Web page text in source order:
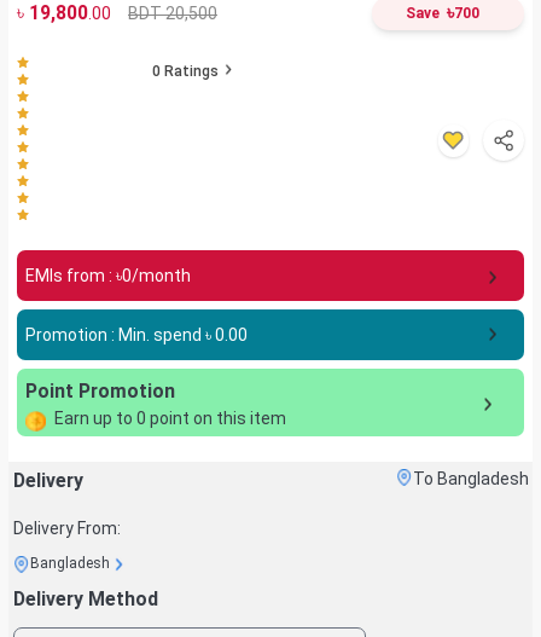
৳ 19,800.00 BDT 20,500 Save ৳700
0 Ratings
EMIs from : ৳0/month
Promotion : Min. spend ৳0.00
Point Promotion
Earn up to 0 point on this item
Delivery To Bangladesh
Delivery From:
Bangladesh
Delivery Method